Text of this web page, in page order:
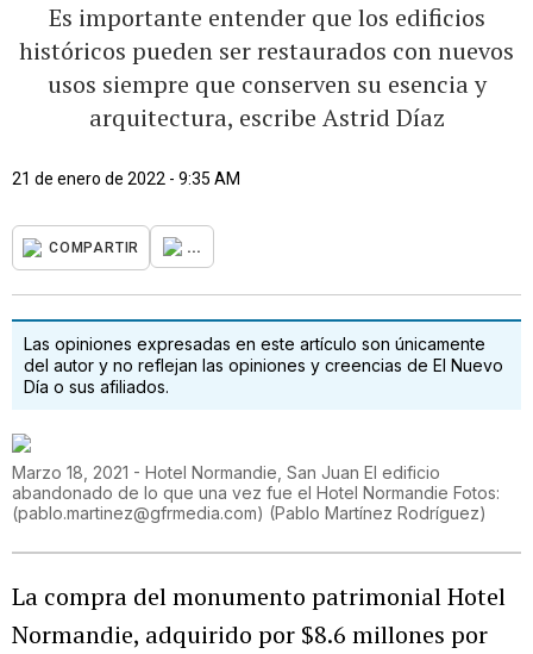
Es importante entender que los edificios
históricos pueden ser restaurados con nuevos
usos siempre que conserven su esencia y
arquitectura, escribe Astrid Díaz
21 de enero de 2022 - 9:35 AM
COMPARTIR ...
Las opiniones expresadas en este artículo son únicamente
del autor y no reflejan las opiniones y creencias de El Nuevo
Día o sus afiliados.
Marzo 18, 2021 - Hotel Normandie, San Juan El edificio
abandonado de lo que una vez fue el Hotel Normandie Fotos:
(pablo.martinez@gfrmedia.com) (Pablo Martínez Rodríguez)
La compra del monumento patrimonial Hotel
Normandie, adquirido por $8.6 millones por